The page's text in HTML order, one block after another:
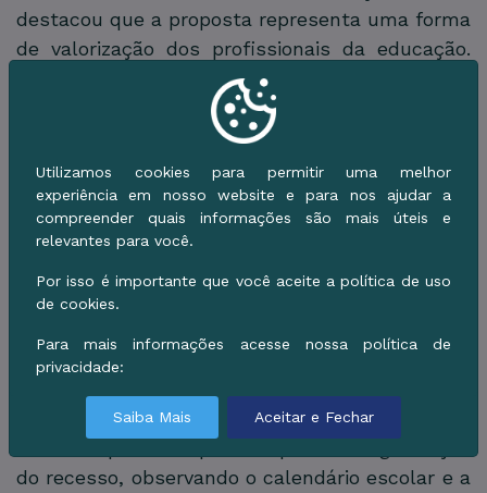
destacou que a proposta representa uma forma
de valorização dos profissionais da educação.
"Às vezes, quando se fala em valorização, as
pessoas pensam apenas em salário. A atitude
de hoje está valorizando essa categoria", disse.
O parlamentar também agradeceu aos demais
vereadores pela sensibilidade em relação à
pauta e ao prefeito pelo encaminhamento do
projeto.
O Executivo afirma que a proposta não altera a
da carreira dos servidores, limitando-se à
funcional. A Secretaria Municipal de Educação
do recesso, observando o calendário escolar e a
Utilizamos cookies para permitir uma melhor
experiência em nosso website e para nos ajudar a
compreender quais informações são mais úteis e
relevantes para você.
Por isso é importante que você aceite a política de uso
de cookies.
Para mais informações acesse nossa política de
privacidade:
Saiba Mais Aceitar e Fechar